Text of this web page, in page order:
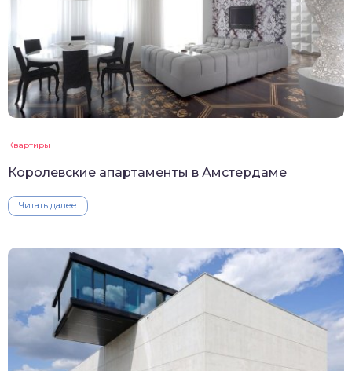
Квартиры
Королевские апартаменты в Амстердаме
Читать далее